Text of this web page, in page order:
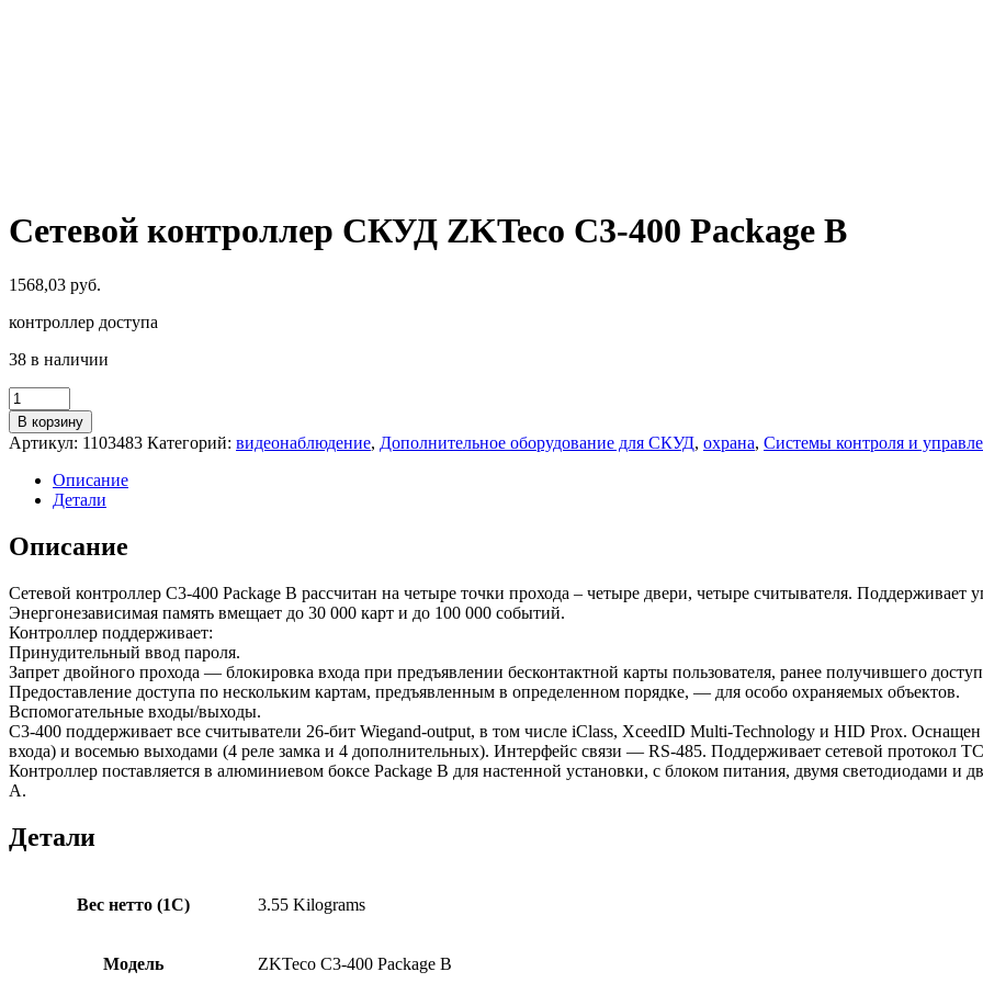
Сетевой контроллер СКУД ZKTeco C3-400 Package B
1568,03 руб.
контроллер доступа
38 в наличии
Количество
товара
Сетевой
контроллер
СКУД
ZKTeco
400
Package
В корзину
Артикул: 1103483 Категорий: видеонаблюдение, Дополнительное оборудование для СКУД, охрана, Системы контроля и
Описание
Детали
Описание
Сетевой контроллер C3-400 Package B рассчитан на четыре точки прохода – четыре двери, четыре считывателя.
Энергонезависимая память вмещает до 30 000 карт и до 100 000 событий.
Контроллер поддерживает:
Принудительный ввод пароля.
Запрет двойного прохода — блокировка входа при предъявлении бесконтактной карты пользователя, ранее получившего
Предоставление доступа по нескольким картам, предъявленным в определенном порядке, — для особо охраняемых объектов.
Вспомогательные входы/выходы.
C3-400 поддерживает все считыватели 26-бит Wiegand-output, в том числе iClass, XceedID Multi-Technology и HID Prox.
входа) и восемью выходами (4 реле замка и 4 дополнительных). Интерфейс связи — RS-485. Поддерживает сетевой протокол
Контроллер поставляется в алюминиевом боксе Package B для настенной установки, с блоком питания, двумя светодиодами
А.
Детали
Вес нетто (1С) 3.55 Kilograms
Модель ZKTeco C3-400 Package B